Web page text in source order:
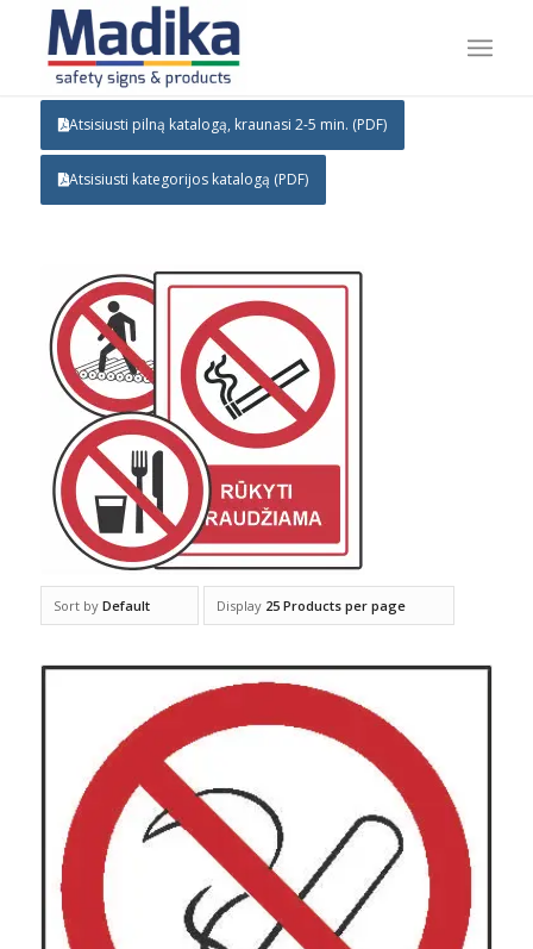
Atsisiusti pilną katalogą, kraunasi 2-5 min. (PDF)
Atsisiusti kategorijos katalogą (PDF)
Sort by Default Display 25 Products per page